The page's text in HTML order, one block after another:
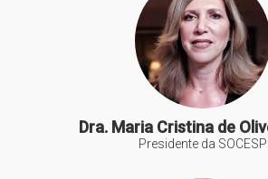
Dra. Maria Cristina de
Presidente da SOCESP